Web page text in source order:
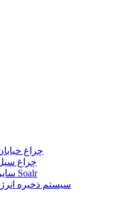
چراغ
چراغ
سایر محصولات Soalr
سیستم ذخیره